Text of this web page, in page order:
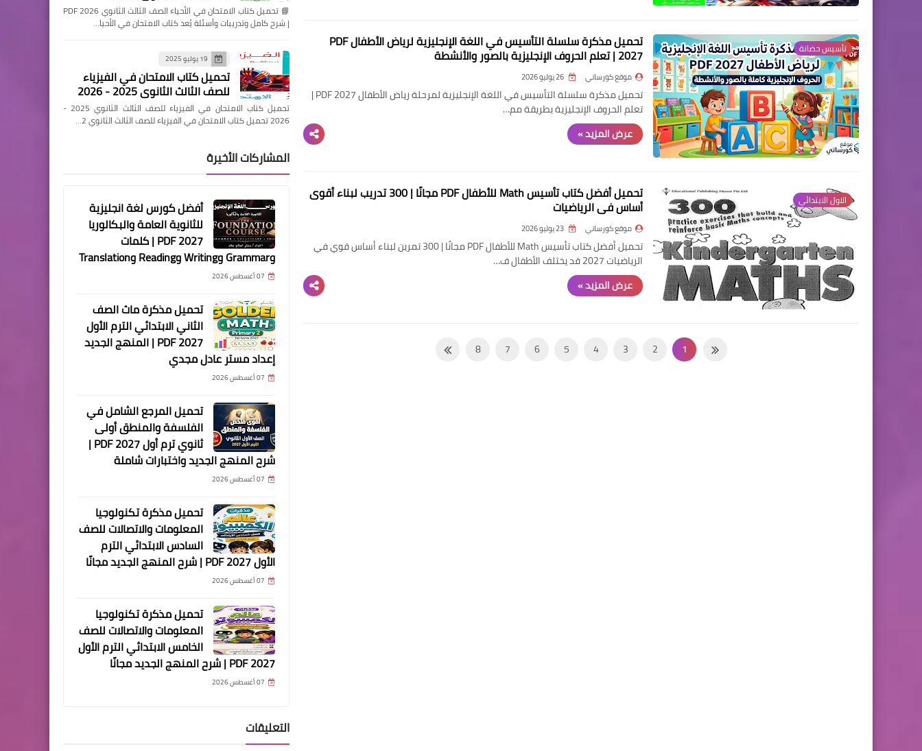
تأسيس حضانة تحميل مذكرة سلسلة التأسيس في اللغة الإنجليزية لرياض الأطفال PDF
2027 | تعلم الحروف الإنجليزية بالصور والأنشطة
موقع كورساتي
تحميل مذكرة سلسلة التأسيس في اللغة الإنجليزية لمرحلة رياض الأطفال PDF 2027 |
تعلم الحروف الإنجليزية بطريقة مم…
عرض المزيد »
الاول الابتدائي تحميل أفضل كتاب تأسيس Math للأطفال PDF مجانًا | 300 تدريب لبناء أقوى
أساس في الرياضيات
موقع كورساتي
تحميل أفضل كتاب تأسيس Math للأطفال PDF مجانًا | 300 تمرين لبناء أساس قوي في
الرياضيات 2027 قد يختلف الأطفال ف…
عرض المزيد »
1
2
3
4
5
6
7
8
📘 تحميل كتاب الامتحان في الأحياء الصف الثالث الثانوي 2026 PDF
| شرح كامل وتدريبات وأسئلة يُعد كتاب الامتحان في الأحيا…
19 يوليو 2025
تحميل كتاب الامتحان في الفيزياء
للصف الثالث الثانوي 2025 - 2026
تحميل كتاب الامتحان في الفيزياء للصف الثالث الثانوي 2025 -
2026 تحميل كتاب الامتحان في الفيزياء للصف الثالث الثانوي 2…
المشاركات الأخيرة
أفضل كورس لغة انجليزية
للثانوية العامة والبكالوريا
2027 PDF | كلمات
وGrammar وWriting وReading وTranslation
07 أغسطس 2026
تحميل مذكرة ماث الصف
الثاني الابتدائي الترم الأول
2027 PDF | المنهج الجديد
إعداد مستر عادل مجدي
07 أغسطس 2026
تحميل المرجع الشامل في
الفلسفة والمنطق أولى
ثانوي ترم أول 2027 PDF |
شرح المنهج الجديد واختبارات شاملة
07 أغسطس 2026
تحميل مذكرة تكنولوجيا
المعلومات والاتصالات للصف
السادس الابتدائي الترم
الأول 2027 PDF | شرح المنهج الجديد مجانًا
07 أغسطس 2026
تحميل مذكرة تكنولوجيا
المعلومات والاتصالات للصف
الخامس الابتدائي الترم الأول
2027 PDF | شرح المنهج الجديد مجانًا
07 أغسطس 2026
التعليقات